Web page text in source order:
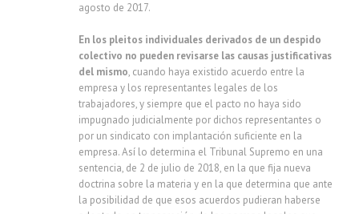
agosto de 2017.
En los pleitos individuales derivados de un despido
colectivo no pueden revisarse las causas justificativas
del mismo, cuando haya existido acuerdo entre la
empresa y los representantes legales de los
trabajadores, y siempre que el pacto no haya sido
impugnado judicialmente por dichos representantes o
por un sindicato con implantación suficiente en la
empresa. Así lo determina el Tribunal Supremo en una
sentencia, de 2 de julio de 2018, en la que fija nueva
doctrina sobre la materia y en la que determina que ante
la posibilidad de que esos acuerdos pudieran haberse